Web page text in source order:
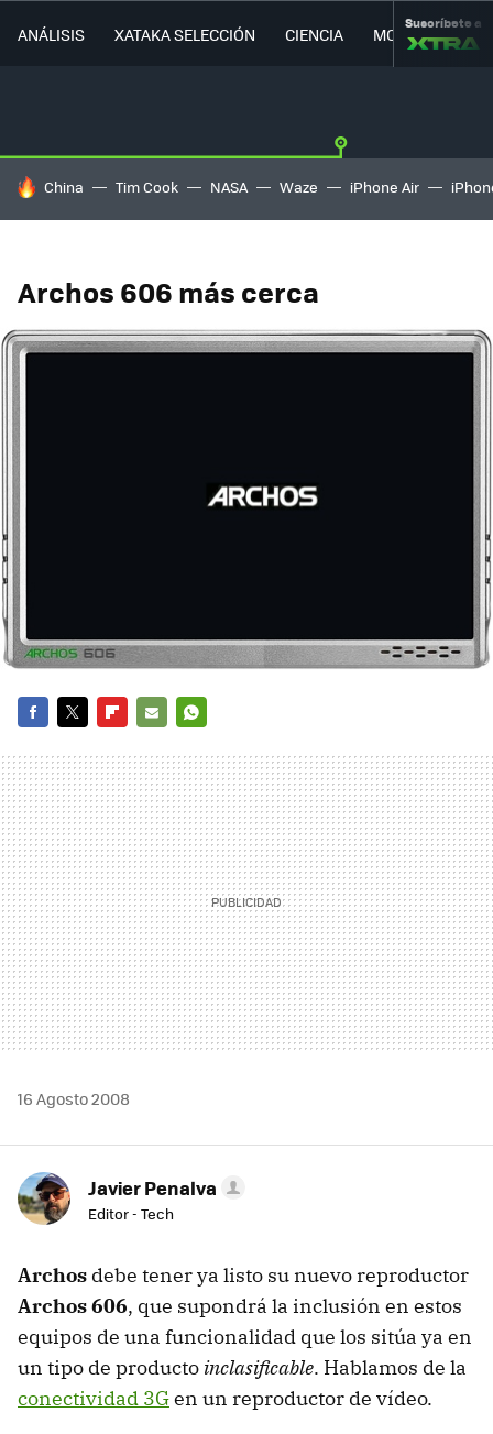
ANÁLISIS XATAKA SELECCIÓN CIENCIA MOVILIDAD
Suscríbete a
HOY SE HABLA DE
China Tim Cook NASA Waze iPhone Air
Archos 606 más cerca
MAIL
16 Agosto 2008
Javier Penalva
Editor - Tech
Archos debe tener ya listo su nuevo reproductor
Archos 606, que supondrá la inclusión en estos
equipos de una funcionalidad que los sitúa ya en
un tipo de producto inclasificable. Hablamos de la
conectividad 3Gen un reproductor de vídeo.